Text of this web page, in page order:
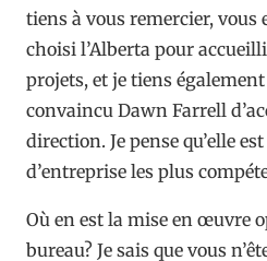
tiens à vous remercier, vous
choisi l’Alberta pour
projets, et je tiens
convaincu Dawn Farrell
direction. Je pense qu’elle
d’entreprise les plus
Où en est la mise en œuvre
bureau? Je sais que vous